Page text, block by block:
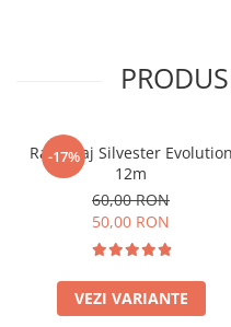
-17%
Racordaj Silvester Evolution
12m
60,00 RON
50,00 RON
VEZI VARIANTE